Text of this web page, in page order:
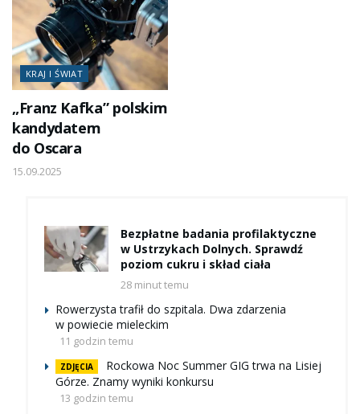
KRAJ I ŚWIAT
„Franz Kafka” polskim
kandydatem
do Oscara
15.09.2025
Bezpłatne badania profilaktyczne
w Ustrzykach Dolnych. Sprawdź
poziom cukru i skład ciała
28 minut temu
Rowerzysta trafił do szpitala. Dwa zdarzenia
w powiecie mieleckim
11 godzin temu
ZDJĘCIA
Rockowa Noc Summer GIG trwa na Lisiej
Górze. Znamy wyniki konkursu
13 godzin temu